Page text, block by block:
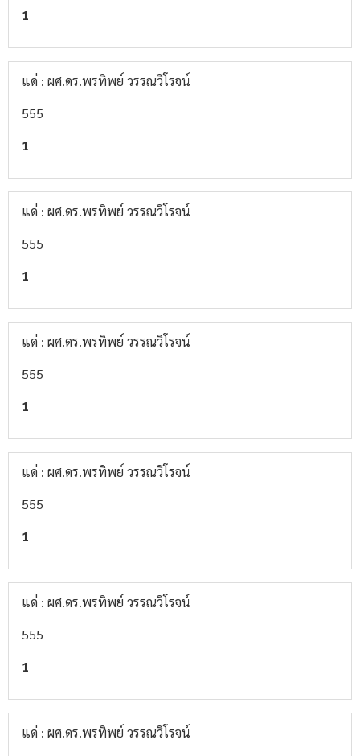
1
แด่ : ผศ.ดร.พรทิพย์ วรรณวิโรจน์
555
1
แด่ : ผศ.ดร.พรทิพย์ วรรณวิโรจน์
555
1
แด่ : ผศ.ดร.พรทิพย์ วรรณวิโรจน์
555
1
แด่ : ผศ.ดร.พรทิพย์ วรรณวิโรจน์
555
1
แด่ : ผศ.ดร.พรทิพย์ วรรณวิโรจน์
555
1
แด่ : ผศ.ดร.พรทิพย์ วรรณวิโรจน์